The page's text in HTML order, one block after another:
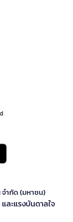
จำกัด (มหาชน)
ละแรงบันดาลใจ